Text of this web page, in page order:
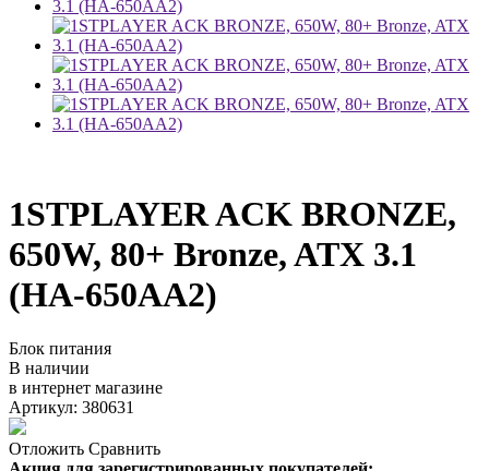
1STPLAYER ACK BRONZE,
650W, 80+ Bronze, ATX 3.1
(HA-650AA2)
Блок питания
В наличии
в интернет магазине
Артикул: 380631
Отложить Сравнить